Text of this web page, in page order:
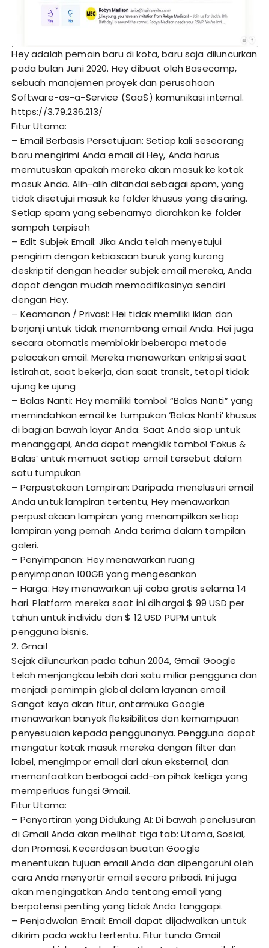
Hey adalah pemain baru di kota, baru saja diluncurkan
pada bulan Juni 2020. Hey dibuat oleh Basecamp,
sebuah manajemen proyek dan perusahaan
Software-as-a-Service (SaaS) komunikasi internal.
https://3.79.236.213/
Fitur Utama:
– Email Berbasis Persetujuan: Setiap kali seseorang
baru mengirimi Anda email di Hey, Anda harus
memutuskan apakah mereka akan masuk ke kotak
masuk Anda. Alih-alih ditandai sebagai spam, yang
tidak disetujui masuk ke folder khusus yang disaring.
Setiap spam yang sebenarnya diarahkan ke folder
sampah terpisah
– Edit Subjek Email: Jika Anda telah menyetujui
pengirim dengan kebiasaan buruk yang kurang
deskriptif dengan header subjek email mereka, Anda
dapat dengan mudah memodifikasinya sendiri
dengan Hey.
– Keamanan / Privasi: Hei tidak memiliki iklan dan
berjanji untuk tidak menambang email Anda. Hei juga
secara otomatis memblokir beberapa metode
pelacakan email. Mereka menawarkan enkripsi saat
istirahat, saat bekerja, dan saat transit, tetapi tidak
ujung ke ujung
– Balas Nanti: Hey memiliki tombol “Balas Nanti” yang
memindahkan email ke tumpukan ‘Balas Nanti’ khusus
di bagian bawah layar Anda. Saat Anda siap untuk
menanggapi, Anda dapat mengklik tombol ‘Fokus &
Balas’ untuk memuat setiap email tersebut dalam
satu tumpukan
– Perpustakaan Lampiran: Daripada menelusuri email
Anda untuk lampiran tertentu, Hey menawarkan
perpustakaan lampiran yang menampilkan setiap
lampiran yang pernah Anda terima dalam tampilan
galeri.
– Penyimpanan: Hey menawarkan ruang
penyimpanan 100GB yang mengesankan
– Harga: Hey menawarkan uji coba gratis selama 14
hari. Platform mereka saat ini dihargai $ 99 USD per
tahun untuk individu dan $ 12 USD PUPM untuk
pengguna bisnis.
2. Gmail
Sejak diluncurkan pada tahun 2004, Gmail Google
telah menjangkau lebih dari satu miliar pengguna dan
menjadi pemimpin global dalam layanan email.
Sangat kaya akan fitur, antarmuka Google
menawarkan banyak fleksibilitas dan kemampuan
penyesuaian kepada penggunanya. Pengguna dapat
mengatur kotak masuk mereka dengan filter dan
label, mengimpor email dari akun eksternal, dan
memanfaatkan berbagai add-on pihak ketiga yang
memperluas fungsi Gmail.
Fitur Utama:
– Penyortiran yang Didukung AI: Di bawah penelusuran
di Gmail Anda akan melihat tiga tab: Utama, Sosial,
dan Promosi. Kecerdasan buatan Google
menentukan tujuan email Anda dan dipengaruhi oleh
cara Anda menyortir email secara pribadi. Ini juga
akan mengingatkan Anda tentang email yang
berpotensi penting yang tidak Anda tanggapi.
– Penjadwalan Email: Email dapat dijadwalkan untuk
dikirim pada waktu tertentu. Fitur tunda Gmail